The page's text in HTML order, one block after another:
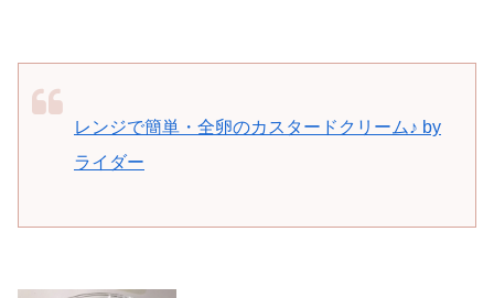
レンジで簡単・全卵のカスタードクリーム♪ by
ライダー